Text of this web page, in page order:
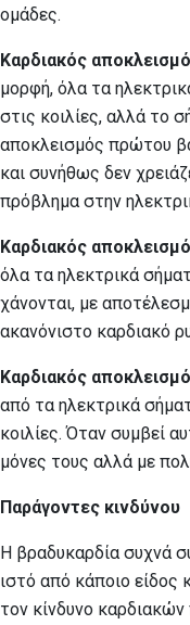
ομάδες.
Καρδιακός
μορφή, όλα τα
στις κοιλίες, αλλά το
αποκλεισμός πρώτου
και συνήθως δεν
πρόβλημα στην
Καρδιακός
όλα τα ηλεκτρικά
χάνονται, με
ακανόνιστο καρδιακό
Καρδιακός
από τα ηλεκτρικά
κοιλίες. Όταν συμβεί
μόνες τους αλλά με
Παράγοντες κινδύνου
Η βραδυκαρδία συχνά
ιστό από κάποιο είδος
τον κίνδυνο